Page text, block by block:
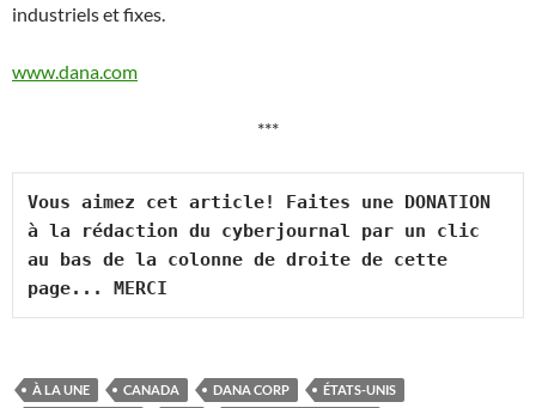
industriels et fixes.
www.dana.com
***
Vous aimez cet article! Faites une DONATION
à la rédaction du cyberjournal par un clic
au bas de la colonne de droite de cette
page... MERCI
À LA UNE CANADA DANA CORP
ÉTATS-UNIS